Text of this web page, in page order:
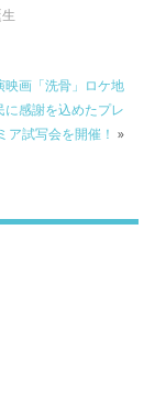
映画「洗骨」ロケ地
に感謝を込めたプレ
ミア試写会を開催！ »